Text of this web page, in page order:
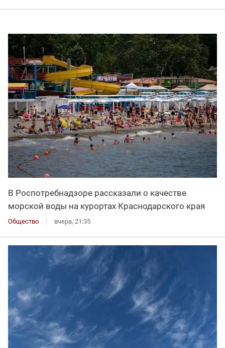
В Роспотребнадзоре рассказали о качестве
морской воды на курортах Краснодарского края
Общество вчера, 21:35